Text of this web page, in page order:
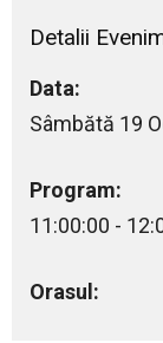
Detalii
Data:
Sâmbătă 19
Program:
11:00:00 -
Orasul: